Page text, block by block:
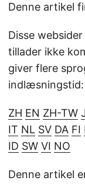
Denne artikel
Disse
tillader ikke
giver flere
indlæsningstid:
ZH EN ZH-TW
IT NL SV DA FI
ID SW VI NO
Denne artikel